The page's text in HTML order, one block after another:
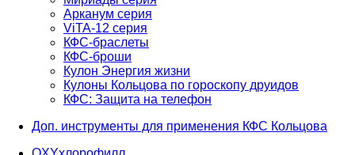
Арканум серия
ViTA-12 серия
КФС-браслеты
КФС-броши
Кулон Энергия жизни
Кулоны Кольцова по гороскопу друидов
КФС: Защита на телефон
Доп. инструменты для применения КФС Кольцова